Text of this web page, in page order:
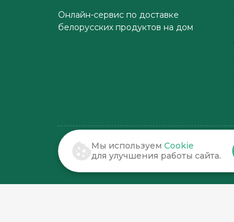
Онлайн-сервис по доставке
белорусских продуктов на дом
© 2022-2026 . По соседству
Мы используем Cookie
для улучшения работы сайта.